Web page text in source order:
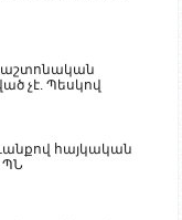
չէ. Պեսկով
հայկական
ՊՆ